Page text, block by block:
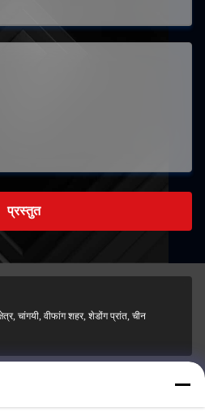
प्रस्तुत
चांगयी, वीफांग शहर, शेडोंग प्रांत, चीन